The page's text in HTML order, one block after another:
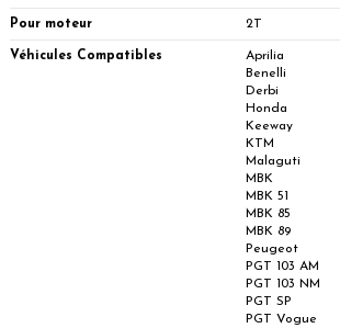
Pour moteur 2T
Véhicules Compatibles
Aprilia
Benelli
Derbi
Honda
Keeway
KTM
Malaguti
MBK
MBK 51
MBK 85
MBK 89
Peugeot
PGT 103 AM
PGT 103 NM
PGT SP
PGT Vogue